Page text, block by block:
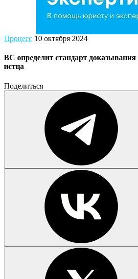
Процесс 10 октября 2024
ВС определит стандарт доказывания
истца
Поделиться